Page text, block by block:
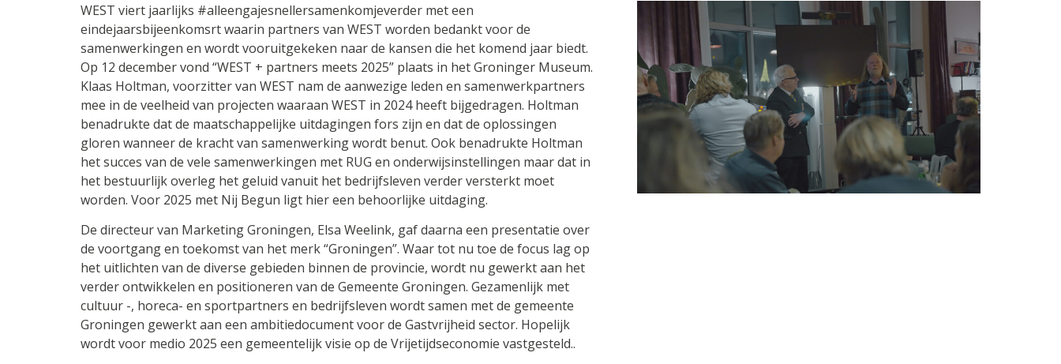
WEST viert jaarlijks #alleengajesnellersamenkomjeverder met een
eindejaarsbijeenkomsrt waarin partners van WEST worden bedankt voor de
samenwerkingen en wordt vooruitgekeken naar de kansen die het komend jaar biedt.
Op 12 december vond “WEST + partners meets 2025” plaats in het Groninger Museum.
Klaas Holtman, voorzitter van WEST nam de aanwezige leden en samenwerkpartners
mee in de veelheid van projecten waaraan WEST in 2024 heeft bijgedragen. Holtman
benadrukte dat de maatschappelijke uitdagingen fors zijn en dat de oplossingen
gloren wanneer de kracht van samenwerking wordt benut. Ook benadrukte Holtman
het succes van de vele samenwerkingen met RUG en onderwijsinstellingen maar dat in
het bestuurlijk overleg het geluid vanuit het bedrijfsleven verder versterkt moet
worden. Voor 2025 met Nij Begun ligt hier een behoorlijke uitdaging.
De directeur van Marketing Groningen, Elsa Weelink, gaf daarna een presentatie over
de voortgang en toekomst van het merk “Groningen”. Waar tot nu toe de focus lag op
het uitlichten van de diverse gebieden binnen de provincie, wordt nu gewerkt aan het
verder ontwikkelen en positioneren van de Gemeente Groningen. Gezamenlijk met
cultuur -, horeca- en sportpartners en bedrijfsleven wordt samen met de gemeente
Groningen gewerkt aan een ambitiedocument voor de Gastvrijheid sector. Hopelijk
wordt voor medio 2025 een gemeentelijk visie op de Vrijetijdseconomie vastgesteld..